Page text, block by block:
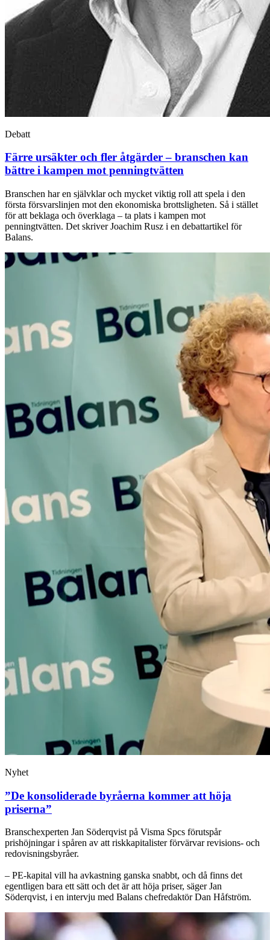
Debatt
Färre ursäkter och fler åtgärder – branschen kan
bättre i kampen mot penningtvätten
Branschen har en självklar och mycket viktig roll att spela i den
första försvarslinjen mot den ekonomiska brottsligheten. Så i stället
för att beklaga och överklaga – ta plats i kampen mot
penningtvätten. Det skriver Joachim Rusz i en debattartikel för
Balans.
Nyhet
”De konsoliderade byråerna kommer att höja
priserna”
Branschexperten Jan Söderqvist på Visma Spcs förutspår
prishöjningar i spåren av att riskkapitalister förvärvar revisions- och
redovisningsbyråer.
– PE-kapital vill ha avkastning ganska snabbt, och då finns det
egentligen bara ett sätt och det är att höja priser, säger Jan
Söderqvist, i en intervju med Balans chefredaktör Dan Håfström.